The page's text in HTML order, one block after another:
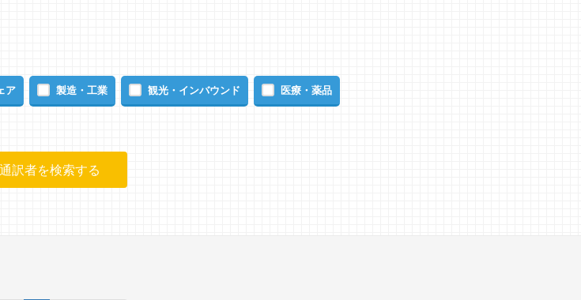
ア 製造・工業 観光・インバウンド 医療・薬品